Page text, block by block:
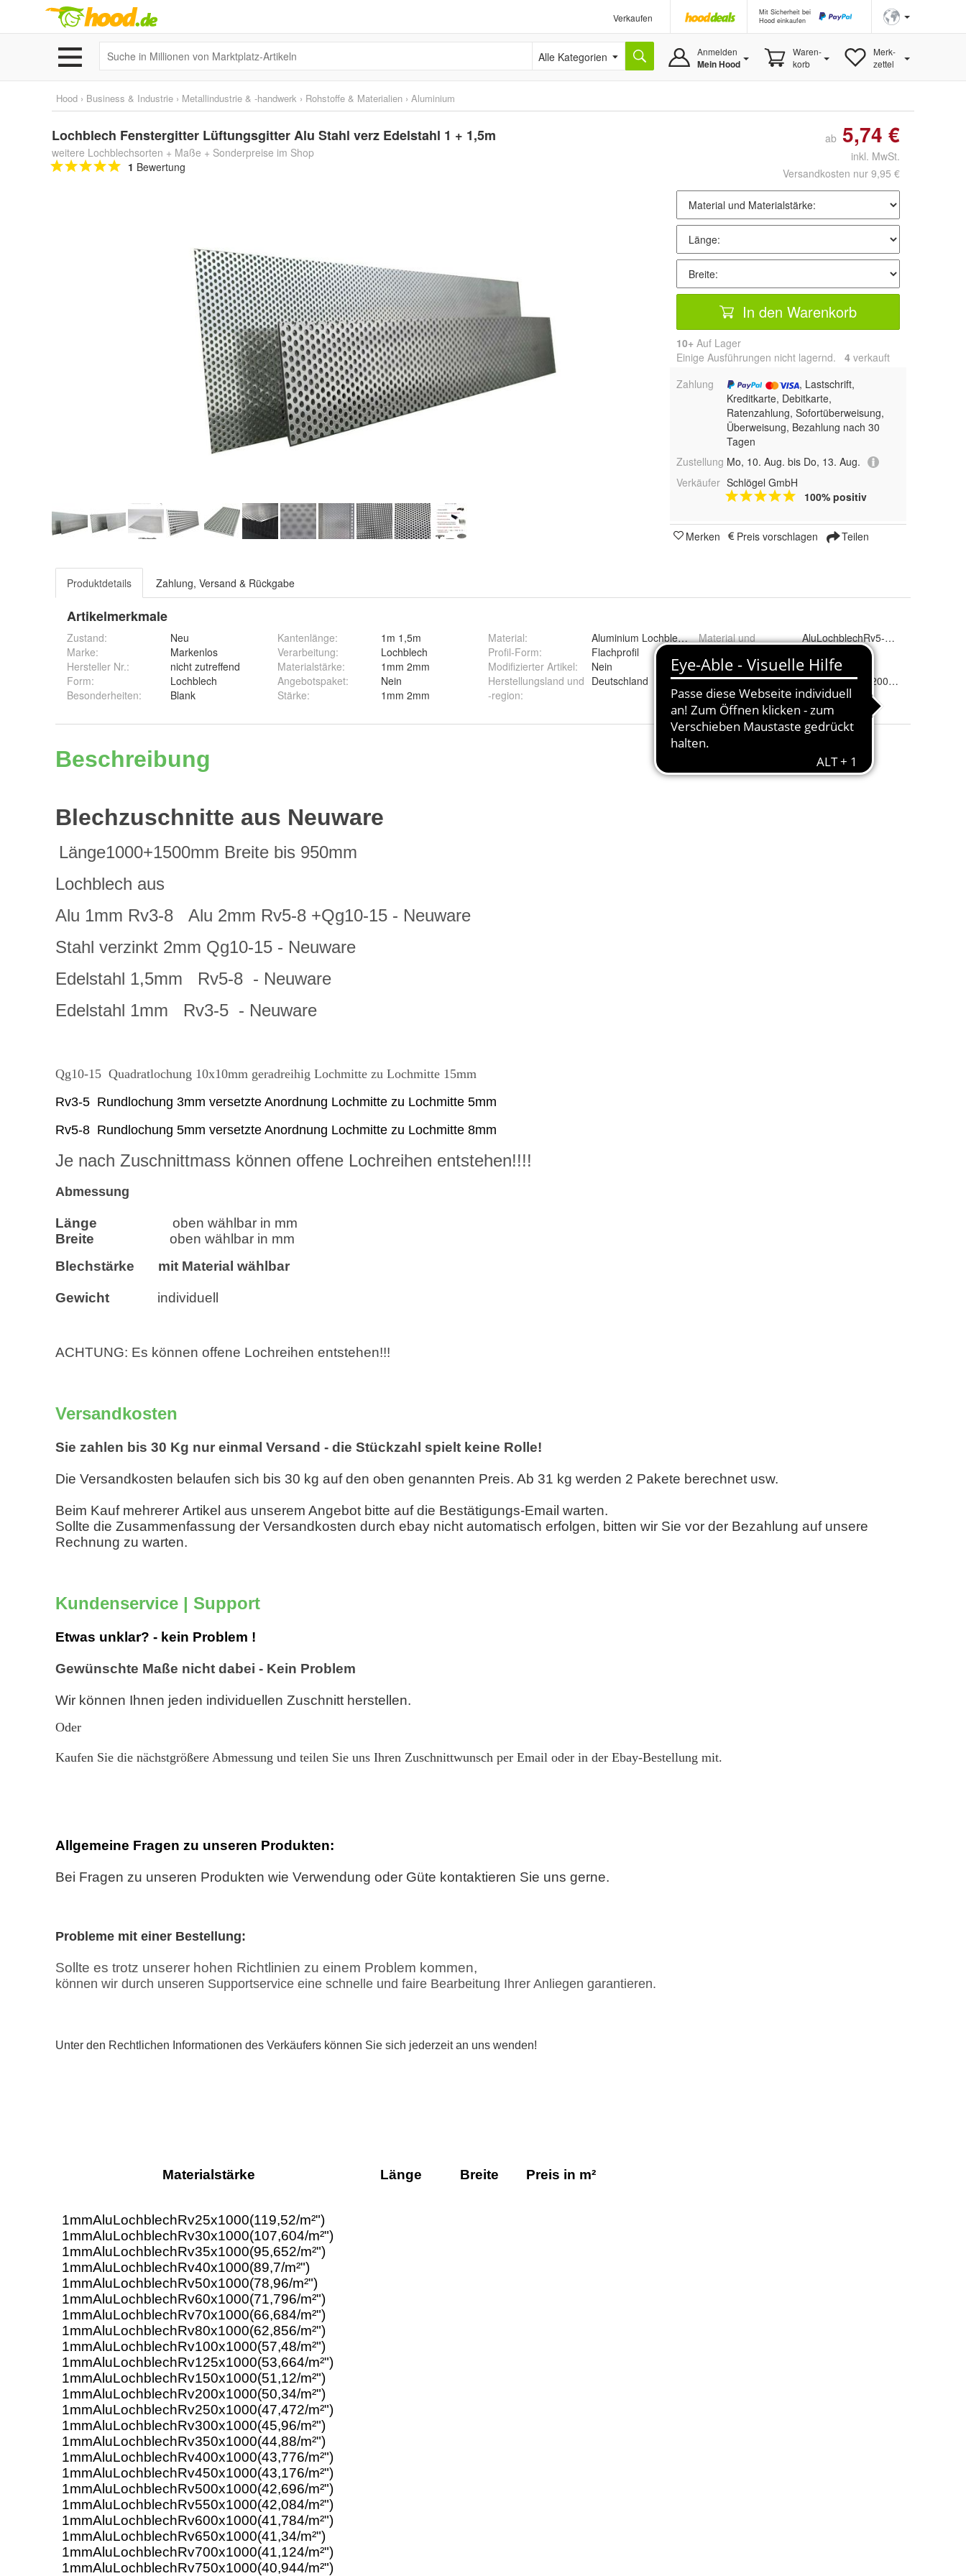
Verkaufen
Mit Sicherheit bei
Hood einkaufen
Alle Kategorien Anmelden
Mein Hood
Waren-
korb
Merk-
zettel
Hood › Business & Industrie › Metallindustrie & -handwerk › Rohstoffe & Materialien › Aluminium
Lochblech Fenstergitter Lüftungsgitter Alu Stahl verz Edelstahl 1 + 1,5m
weitere Lochblechsorten + Maße + Sonderpreise im Shop
1 Bewertung
ab 5,74 €
inkl. MwSt.
Versandkosten nur 9,95 €
In den Warenkorb
10+ Auf Lager
Einige Ausführungen nicht lagernd. 4 verkauft
Zahlung
, Lastschrift,
Kreditkarte, Debitkarte,
Ratenzahlung, Sofortüberweisung,
Überweisung, Bezahlung nach 30
Tagen
Zustellung Mo, 10. Aug. bis Do, 13. Aug.
Verkäufer Schlögel GmbH
100% positiv
Merken Preis vorschlagen Teilen
Produktdetails Zahlung, Versand & Rückgabe
Artikelmerkmale
Zustand:
Neu
Marke:
Markenlos
Hersteller Nr.:
nicht zutreffend
Form:
Lochblech
Besonderheiten: Blank
Kantenlänge:
1m 1,5m
Verarbeitung:
Lochblech
Materialstärke:
1mm 2mm
Angebotspaket:
Nein
Stärke: 1mm 2mm
Material:
Aluminium Lochbleche Zuschnitt Rv5-8 Rv3-5 Qg10-15
Profil-Form:
Flachprofil
Modifizierter Artikel:
Nein
Herstellungsland und
-region:
Deutschland
Material und
AluLochblechRv5-8 2mm,
Länge:
Breite: